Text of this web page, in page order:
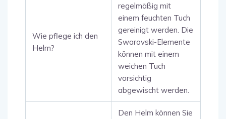
Wie pflege ich den
Helm?
regelmäßig mit
einem feuchten Tuch
gereinigt werden. Die
Swarovski-Elemente
können mit einem
weichen Tuch
vorsichtig
abgewischt werden.
Den Helm können Sie